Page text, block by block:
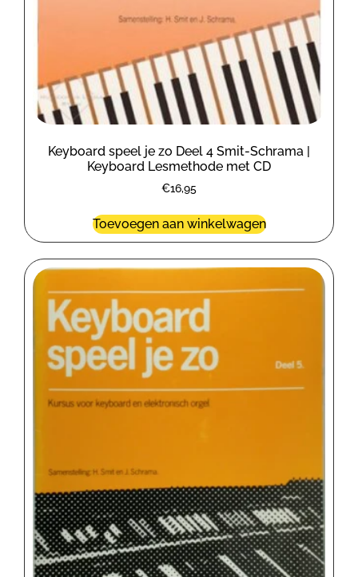
Keyboard speel je zo Deel 4 Smit-Schrama |
Keyboard Lesmethode met CD
€16,95
Toevoegen aan winkelwagen